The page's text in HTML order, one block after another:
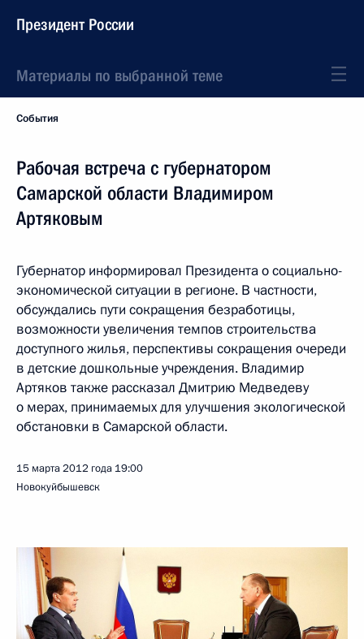
Президент России
Материалы по выбранной теме
События
Рабочая встреча с губернатором
Самарской области Владимиром
Артяковым
Губернатор информировал Президента о социально-
экономической ситуации в регионе. В частности,
обсуждались пути сокращения безработицы,
возможности увеличения темпов строительства
доступного жилья, перспективы сокращения очереди
в детские дошкольные учреждения. Владимир
Артяков также рассказал Дмитрию Медведеву
о мерах, принимаемых для улучшения экологической
обстановки в Самарской области.
15 марта 2012 года 19:00
Новокуйбышевск